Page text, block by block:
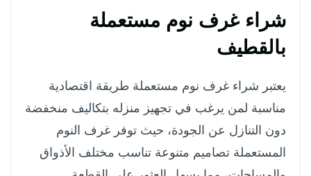
شراء غرف نوم مستعملة
بالقطيف
يعتبر شراء غرف نوم مستعملة طريقة اقتصادية
مناسبة لمن يرغب في تجهيز منزله بتكاليف منخفضة
دون التنازل عن الجودة، حيث توفر غرف النوم
المستعملة تصاميم متنوعة تناسب مختلف الأذواق